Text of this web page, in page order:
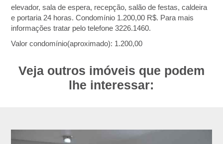
elevador, sala de espera, recepção, salão de festas, caldeira
e portaria 24 horas. Condomínio 1.200,00 R$. Para mais
informações tratar pelo telefone 3226.1460.
Valor condomínio(aproximado): 1.200,00
Veja outros imóveis que podem
lhe interessar: